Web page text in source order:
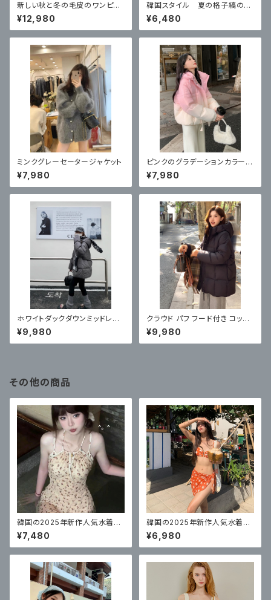
新しい秋と冬の毛皮のワンピー
スプラスベルベット オートバイ
ジャケット ラムウール
¥12,980
韓国スタイル 夏の格子縞のベ
スト 2026 新しいスタイル
¥6,480
ミンクグレーセータージャケット
¥7,980
ピンクのグラデーションカラーの
ダウンジャケット リトルマンの
ジャケット ルースドーパミン
¥7,980
ホワイトダックダウンミッドレン
グスダウンジャケット 新しいルー
ズカジュアルフード付きジャケッ
ト
¥9,980
クラウド パフ フード付き コット
ン ジャケット ミドル丈
¥9,980
その他の商品
韓国の2025年新作人気水着レ
ディースワンピーススカートスタ
イル
¥7,480
韓国の2025年新作人気水着レ
ディーススプリットセクシーなビ
キニ3点セット
¥6,980